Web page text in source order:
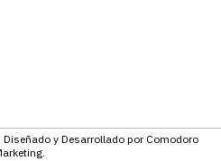
y Desarrollado por Comodoro